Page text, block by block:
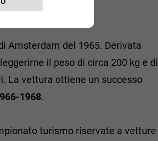
Amsterdam del 1965. Derivata
il peso di circa 200 kg e di
La vettura ottiene un successo
1968.
turismo riservate a vetture